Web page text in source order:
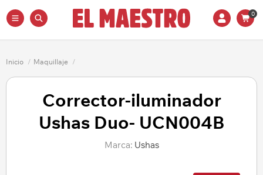
0
Inicio / Maquillaje /
Corrector-iluminador
Ushas Duo- UCN004B
Marca: Ushas